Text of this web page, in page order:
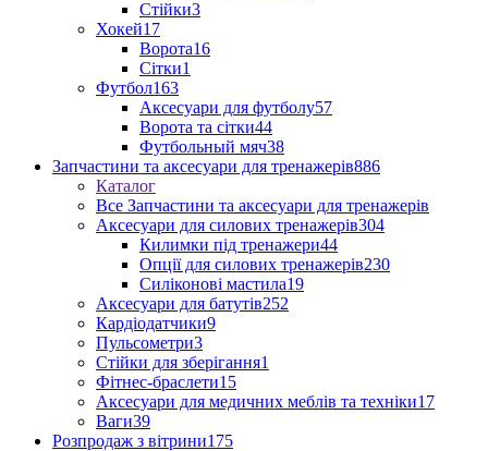
Стійки3
Хокей17
Ворота16
Сітки1
Футбол163
Аксесуари для футболу57
Ворота та сітки44
Футбольный мяч38
Запчастини та аксесуари для тренажерів886
Каталог
Все Запчастини та аксесуари для тренажерів
Аксесуари для силових тренажерів304
Килимки під тренажери44
Опції для силових тренажерів230
Силіконові мастила19
Аксесуари для батутів252
Кардіодатчики9
Пульсометри3
Стійки для зберігання1
Фітнес-браслети15
Аксесуари для медичних меблів та техніки17
Ваги39
Розпродаж з вітрини175